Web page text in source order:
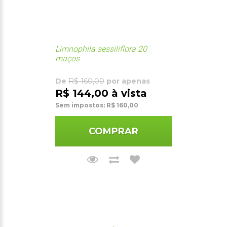
Limnophila sessiliflora 20
maços
De R$ 160,00 por apenas
R$ 144,00 à vista
Sem impostos: R$ 160,00
COMPRAR